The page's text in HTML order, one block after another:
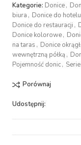
Kategorie: Donice,
biura , Donice do hotelu
Donice do restauracji ,
Donice kolorowe,
na taras , Donice
wewnętrzną półką ,
Pojemność donic,
Porównaj
Udostępnij: